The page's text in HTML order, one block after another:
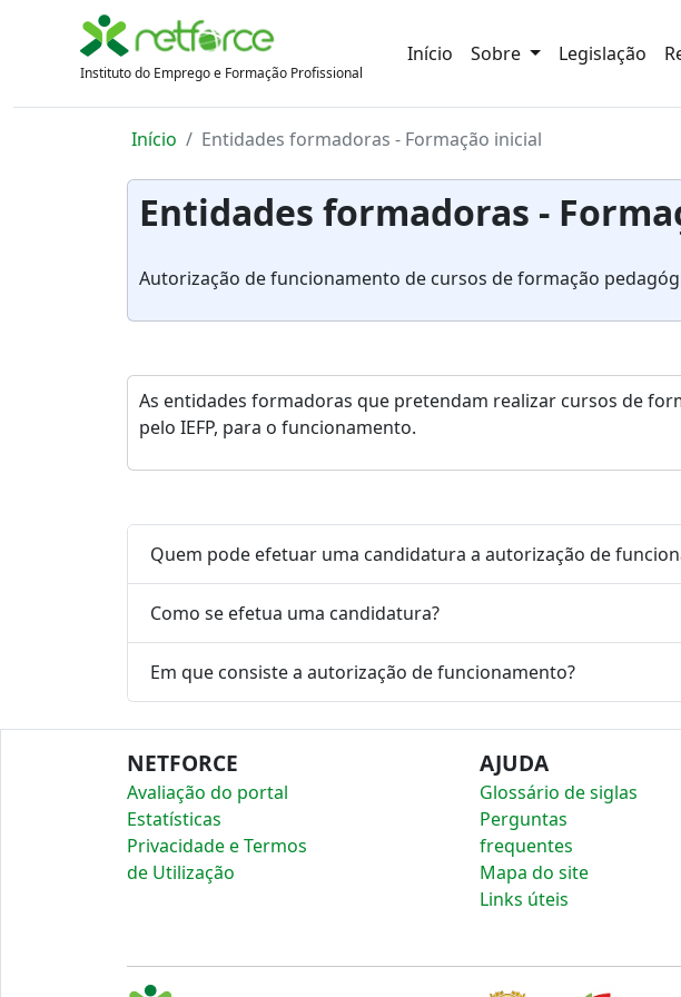
Instituto do Emprego e Formação Profissional
Início Sobre Legislação
Início Entidades formadoras - Formação inicial
Entidades formadoras -
Autorização de funcionamento de cursos de formação
As entidades formadoras que pretendam realizar cursos de
pelo IEFP, para o funcionamento.
Quem pode efetuar uma candidatura a autorização de
Como se efetua uma candidatura?
Em que consiste a autorização de funcionamento?
NETFORCE
Avaliação do portal
Estatísticas
Privacidade e Termos
de Utilização
AJUDA
Glossário de siglas
Perguntas
frequentes
Mapa do site
Links úteis